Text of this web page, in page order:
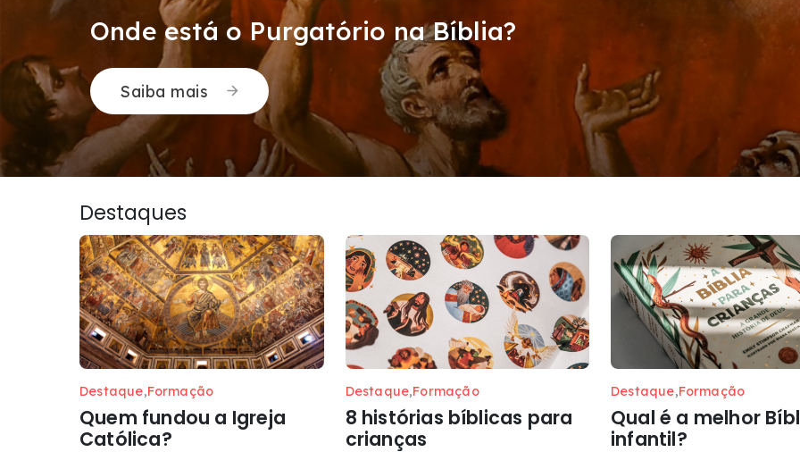
Comunhão dos Santos: o mistério da unidade da Igreja
Saiba mais
Destaques
Destaque,Formação
Quem fundou a Igreja
Católica?
Destaque,Formação
8 histórias bíblicas para
crianças
Destaque,Formação
Qual é a melhor
infantil?